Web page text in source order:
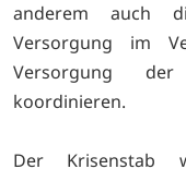
anderem auch
Versorgung im
Versorgung
koordinieren.
Der Krisenstab